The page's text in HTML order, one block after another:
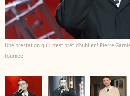
Une prestation qu'il n'est prêt d'oublier ! Pierre
tournée